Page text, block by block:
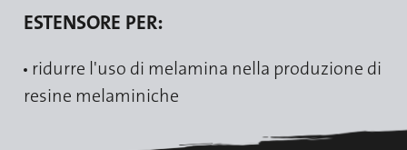
ESTENSORE PER:
ridurre l'uso di melamina nella produzione di
resine melaminiche